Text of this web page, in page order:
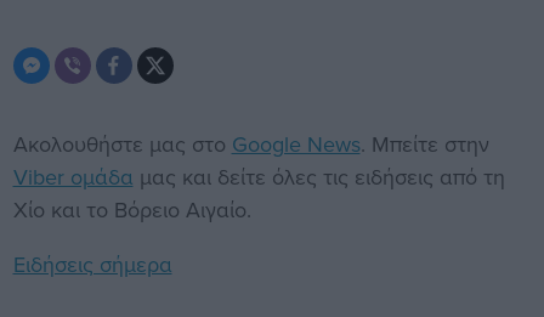
Ακολουθήστε μας στο Google News. Μπείτε στην
Viber ομάδα μας και δείτε όλες τις ειδήσεις από τη
Χίο και το Βόρειο Αιγαίο.
Ειδήσεις σήμερα